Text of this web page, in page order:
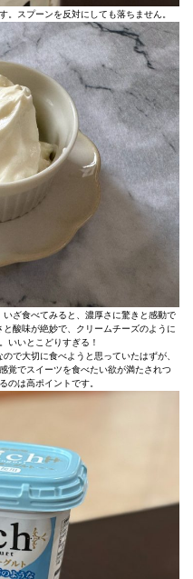
。スプーンを反対にしても落ちません。
ざ食べてみると、濃厚さに驚きと感動で
酸味が絶妙で、クリームチーズのように
いいとこどりすぎる！
で大切に食べようと思っていたはずが、
覚でスイーツを食べたい欲が満たされつ
のは高ポイントです。